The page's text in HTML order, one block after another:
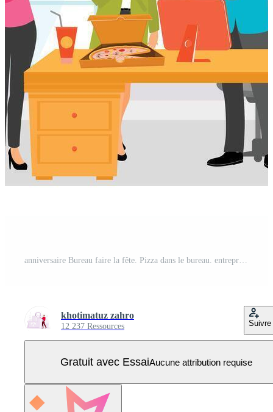
anniversaire Bureau faire la fête. Pizza dans le bureau. entreprise faire la fête. Vecteur Pro
khotimatuz zahro
12 237 Ressources Suivre
Gratuit avec EssaiAucune attribution requise